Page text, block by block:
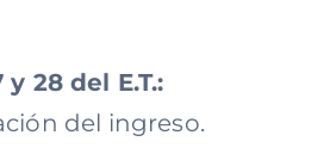
y 28 del E.T.:
del ingreso.